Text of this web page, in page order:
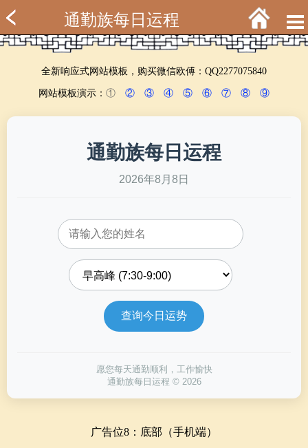
通勤族每日运程
全新响应式网站模板，购买微信欧傅：QQ2277075840
网站模板演示： ① ② ③ ④ ⑤ ⑥ ⑦ ⑧ ⑨
通勤族每日运程
2026年8月8日
查询今日运势
愿您每天通勤顺利，工作愉快
通勤族每日运程 © 2026
广告位8：底部（手机端）